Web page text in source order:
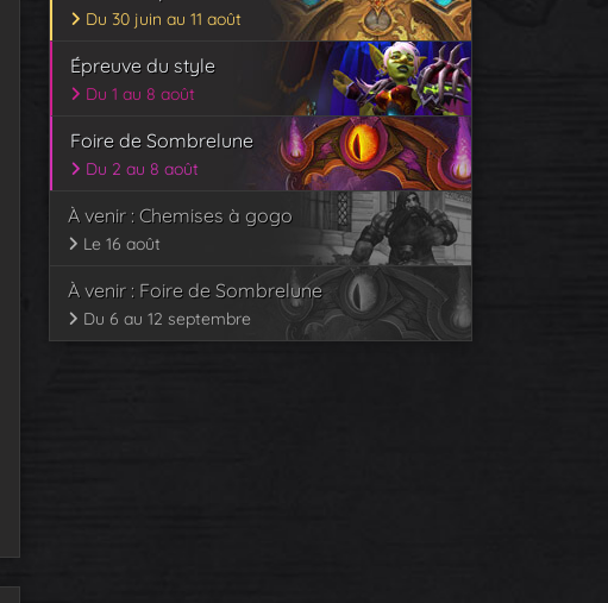
Du 30 juin au 11 août
Épreuve du style
Du 1 au 8 août
Foire de Sombrelune
Du 2 au 8 août
À venir : Chemises à gogo
Le 16 août
À venir : Foire de Sombrelune
Du 6 au 12 septembre